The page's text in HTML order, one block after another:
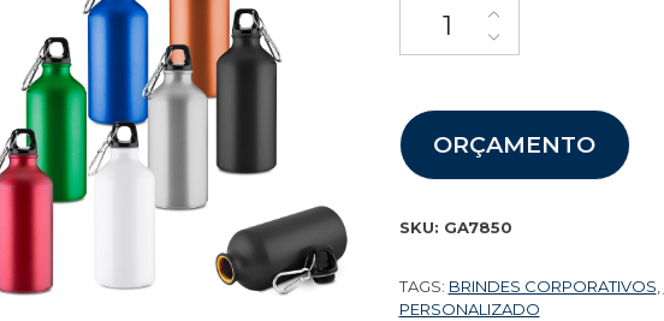
ORÇAMENTO
SKU: GA7850
TAGS: BRINDES CORPORATIVOS
PERSONALIZADO